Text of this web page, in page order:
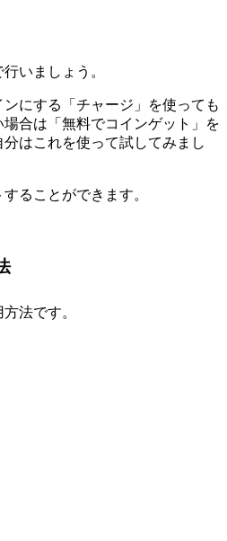
いましょう。
にする「チャージ」を使っても
合は「無料でコインゲット」を
はこれを使って試してみまし
ることができます。
法です。